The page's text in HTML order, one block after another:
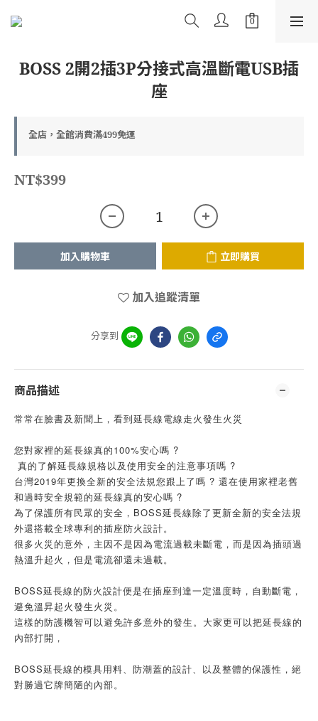
BOSS 2開2插3P分接式高溫斷電USB插
座
全店，全館消費滿499免運
NT$399
加入購物車 立即購買
加入追蹤清單
分享到
商品描述
常常在臉書及新聞上，看到延長線電線走火發生火災
您對家裡的延長線真的100%安心嗎 ?
真的了解延長線規格以及使用安全的注意事項嗎 ?
台灣2019年更換全新的安全法規您跟上了嗎 ? 還在使用家裡老舊
和過時安全規範的延長線真的安心嗎 ?
為了保護所有民眾的安全，BOSS延長線除了更新全新的安全法規
外還搭載全球專利的插座防火設計。
很多火災的意外，主因不是因為電流過載未斷電，而是因為插頭過
熱溫升起火，但是電流卻還未過載。
BOSS延長線的防火設計便是在插座到達一定溫度時，自動斷電，
避免溫昇起火發生火災。
這樣的防護機智可以避免許多意外的發生。大家更可以把延長線的
內部打開，
BOSS延長線的模具用料、防潮蓋的設計、以及整體的保護性，絕
對勝過它牌簡陋的內部。